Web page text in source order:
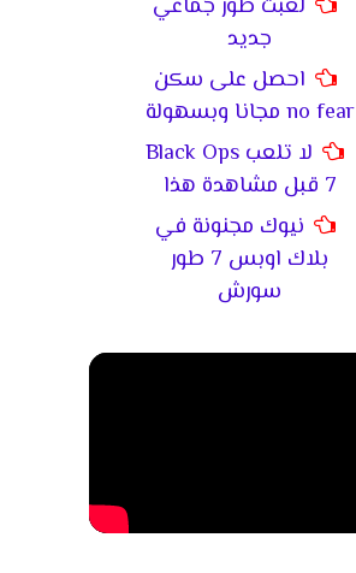
لعبت طور جماعي
جديد
احصل على سكن
no fear مجانا وبسهولة
لا تلعب Black Ops
7 قبل مشاهدة هذا
نيوك مجنونة في
بلاك اوبس 7 طور
سورش